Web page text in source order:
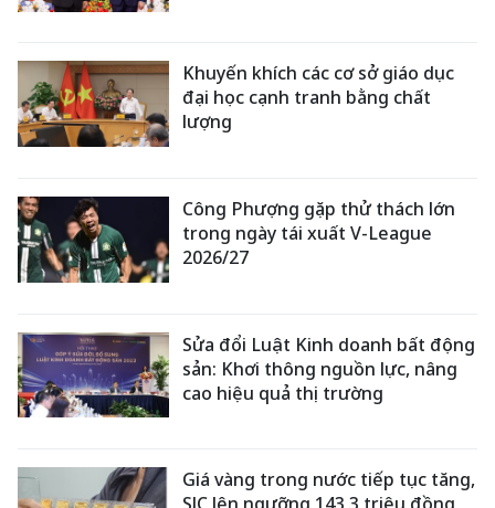
Khuyến khích các cơ sở giáo dục
đại học cạnh tranh bằng chất
lượng
Công Phượng gặp thử thách lớn
trong ngày tái xuất V-League
2026/27
Sửa đổi Luật Kinh doanh bất động
sản: Khơi thông nguồn lực, nâng
cao hiệu quả thị trường
Giá vàng trong nước tiếp tục tăng,